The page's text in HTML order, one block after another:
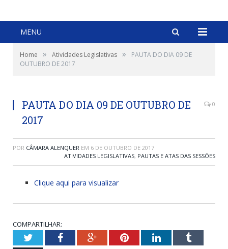
MENU
Home » Atividades Legislativas »
PAUTA DO DIA 09 DE
OUTUBRO DE 2017
PAUTA DO DIA 09 DE OUTUBRO DE
2017
0
POR CÂMARA ALENQUER EM 6 DE OUTUBRO DE 2017
ATIVIDADES LEGISLATIVAS, PAUTAS E ATAS DAS SESSÕES
Clique aqui para visualizar
COMPARTILHAR:
TwitterFacebookGoogle+PinterestLinkedInTumblr